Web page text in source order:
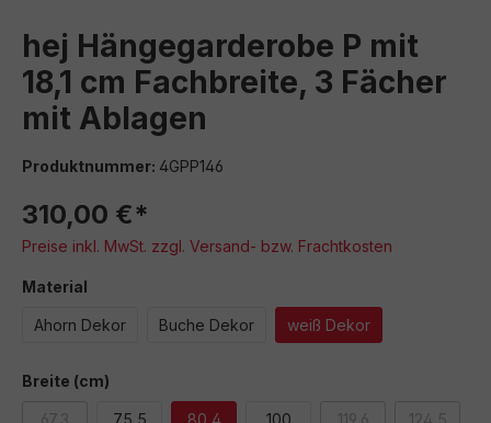
hej Hängegarderobe P mit
18,1 cm Fachbreite, 3 Fächer
mit Ablagen
Produktnummer: 4GPP146
310,00 €*
Preise inkl. MwSt. zzgl. Versand- bzw. Frachtkosten
Material
Ahorn Dekor Buche Dekor weiß Dekor
Breite (cm)
67,3 75,5 80,4 100 119,6 124,5